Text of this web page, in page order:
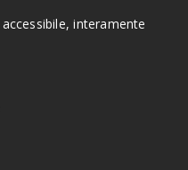
interamente